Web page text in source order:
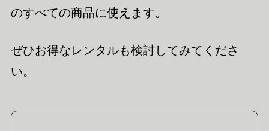
のすべての商品に使えます。
ぜひお得なレンタルも検討してみてくださ
い。